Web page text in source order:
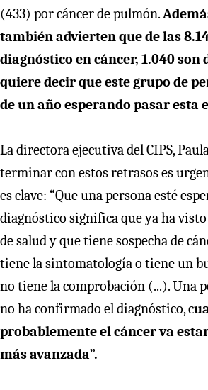
(433) por cáncer de pulmón.
también advierten que de las
diagnóstico en cáncer, 1.040 son
quiere decir que este grupo de
de un año esperando pasar esta
La directora ejecutiva del CIPS,
terminar con estos retrasos es
es clave: “Que una persona esté
diagnóstico significa que ya ha
de salud y que tiene sospecha de
tiene la sintomatología o tiene un
no tiene la comprobación (...). Una
no ha confirmado el diagnóstico, c
probablemente el cáncer va
más avanzada”.